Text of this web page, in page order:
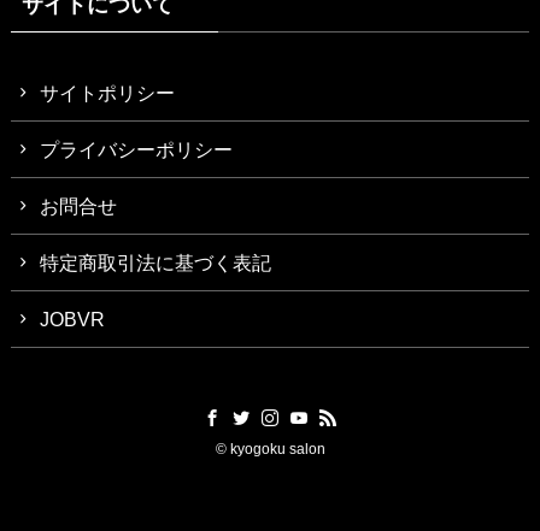
サイトポリシー
プライバシーポリシー
お問合せ
特定商取引法に基づく表記
JOBVR
©kyogoku salon